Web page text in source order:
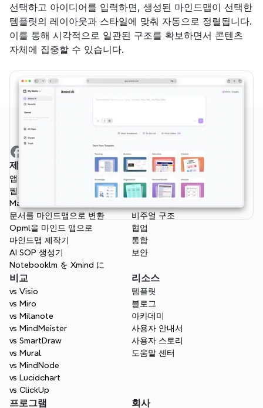
선택하고 아이디어를 입력하면, 생성된 마인드맵이 선택한
템플릿의 레이아웃과 스타일에 맞춰 자동으로 정렬됩니다.
이를 통해 시각적으로 일관된 구조를 확보하면서 콘텐츠
자체에 집중할 수 있습니다.
제품
앱
웹
Markdown to 마인드맵
문서를 마인드맵으로 변환
Opml을 마인드 맵으로
마인드맵 제작기
AI SOP 생성기
Notebooklm を Xmind に
특징
개요
프로젝트 관리
비주얼 구조
협업
통합
보안
비교
vs Visio
vs Miro
vs Milanote
vs MindMeister
vs SmartDraw
vs Mural
vs MindNode
vs Lucidchart
vs ClickUp
리소스
템플릿
블로그
아카데미
사용자 안내서
사용자 스토리
도움말 센터
프로그램 회사